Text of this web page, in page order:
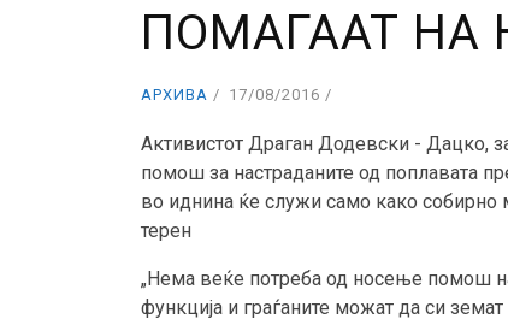
ПОМАГААТ НА
АРХИВА 17/08/2016
Активистот Драган Додевски - Дацко,
помош за настраданите од поплавата
во иднина ќе служи само како собирно
терен
„Нема веќе потреба од носење помош
функција и граѓаните можат да си